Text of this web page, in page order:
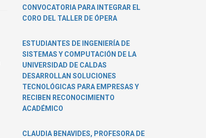
Estado
social
Estado
opinión
CONVOCATORIA PARA INTEGRAR EL
CORO DEL TALLER DE ÓPERA
ESTUDIANTES DE INGENIERÍA DE
SISTEMAS Y COMPUTACIÓN DE LA
UNIVERSIDAD DE CALDAS
DESARROLLAN SOLUCIONES
TECNOLÓGICAS PARA EMPRESAS Y
RECIBEN RECONOCIMIENTO
ACADÉMICO
CLAUDIA BENAVIDES, PROFESORA DE